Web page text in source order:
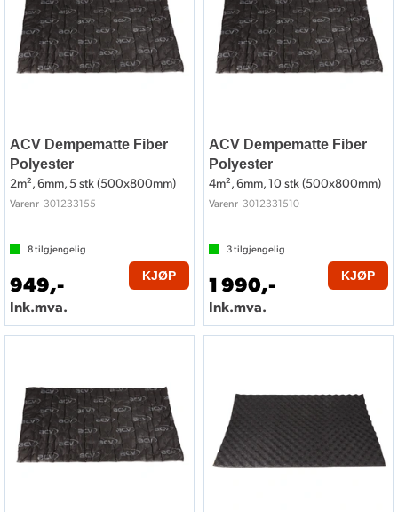
ACV Dempematte Fiber
Polyester
2m², 6mm, 5 stk (500x800mm)
Varenr 301233155
8tilgjengelig
949,-
Ink.mva.
KJØP
ACV Dempematte Fiber
Polyester
4m², 6mm, 10 stk (500x800mm)
Varenr 3012331510
3tilgjengelig
1 990,-
Ink.mva.
KJØP